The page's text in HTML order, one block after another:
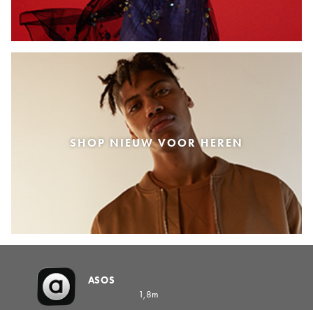
SHOP NIEUW VOOR HEREN
ASOS
1,8m